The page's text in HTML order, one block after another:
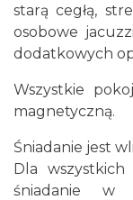
starą cegłą,
osobowe
dodatkowych
Wszystkie
magnetyczną.
Śniadanie jest
Dla
śniadanie w